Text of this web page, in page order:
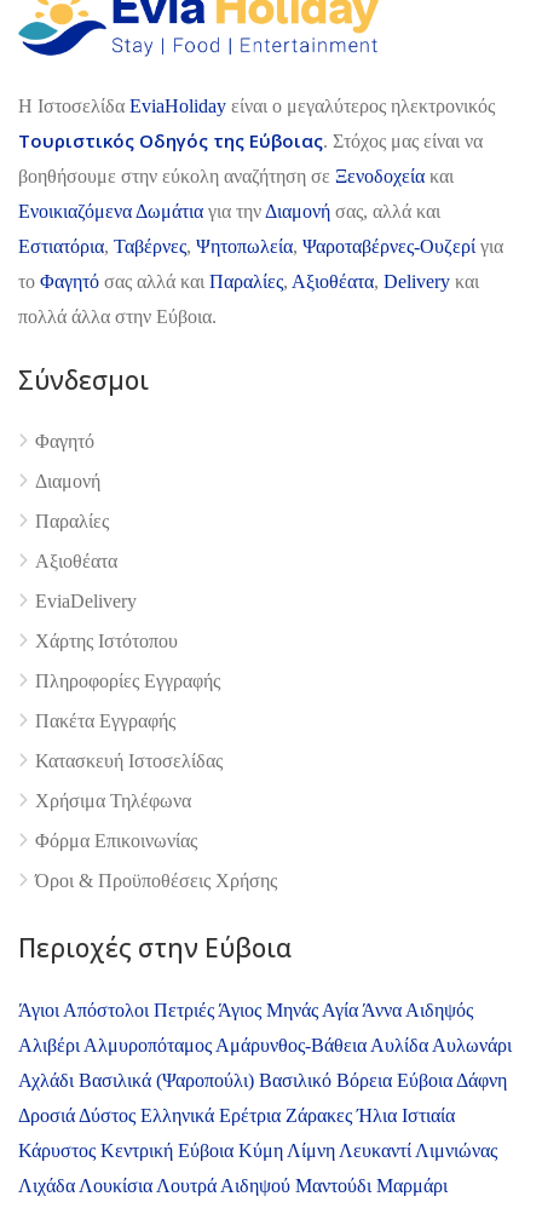
H Ιστοσελίδα EviaHoliday είναι ο μεγαλύτερος ηλεκτρονικός
Τουριστικός Οδηγός της Εύβοιας. Στόχος μας είναι να
βοηθήσουμε στην εύκολη αναζήτηση σε Ξενοδοχεία και
Ενοικιαζόμενα Δωμάτια για την Διαμονή σας, αλλά και
Εστιατόρια, Ταβέρνες, Ψητοπωλεία, Ψαροταβέρνες-Ουζερί για
το Φαγητό σας αλλά και Παραλίες, Αξιοθέατα, Delivery και
πολλά άλλα στην Εύβοια.
Σύνδεσμοι
Φαγητό
Διαμονή
Παραλίες
Αξιοθέατα
EviaDelivery
Χάρτης Ιστότοπου
Πληροφορίες Εγγραφής
Πακέτα Εγγραφής
Κατασκευή Ιστοσελίδας
Χρήσιμα Τηλέφωνα
Φόρμα Επικοινωνίας
Όροι & Προϋποθέσεις Xρήσης
Περιοχές στην Εύβοια
Άγιοι Απόστολοι Πετριές Άγιος Μηνάς Αγία Άννα Αιδηψός
Αλιβέρι Αλμυροπόταμος Αμάρυνθος-Βάθεια Αυλίδα Αυλωνάρι
Αχλάδι Βασιλικά (Ψαροπούλι) Βασιλικό Βόρεια Εύβοια Δάφνη
Δροσιά Δύστος Ελληνικά Ερέτρια ΖάρακεςΉλια Ιστιαία
Κάρυστος Κεντρική Εύβοια Κύμη Λίμνη Λευκαντί Λιμνιώνας
Λιχάδα Λουκίσια Λουτρά Αιδηψού Μαντούδι Μαρμάρι